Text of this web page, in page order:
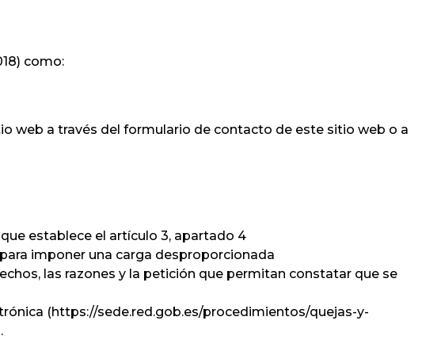
como:
web a través del formulario de contacto de este sitio web o a
establece el artículo 3, apartado 4
imponer una carga desproporcionada
las razones y la petición que permitan constatar que se
(https://sede.red.gob.es/procedimientos/quejas-y-